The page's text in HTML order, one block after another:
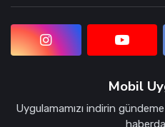
Mobil
Uygulamamızı indirin